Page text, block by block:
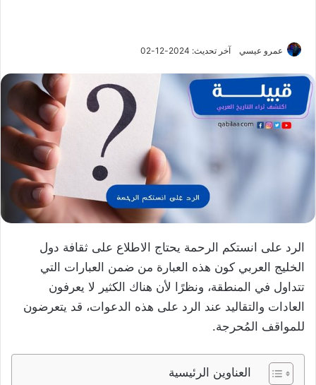
عمرو عيسي آخر تحديث: 2024-12-02
الرد على انستكم الرحمة يحتاج الاطلاع على ثقافة دول
الخليج العربي كون هذه العبارة من ضمن العبارات التي
تتداول في المنطقة، ونظرًا لأن هناك الكثير لا يعرفون
العادات والتقاليد عند الرد على هذه الدعوات، قد يتعرضون
للمواقف المُحرجة.
العناوين الرئيسية